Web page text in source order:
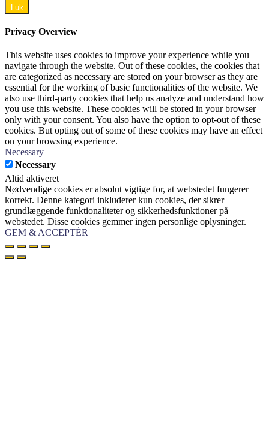
Luk
Privacy Overview
This website uses cookies to improve your experience while you
navigate through the website. Out of these cookies, the cookies that
are categorized as necessary are stored on your browser as they are
essential for the working of basic functionalities of the website. We
also use third-party cookies that help us analyze and understand how
you use this website. These cookies will be stored in your browser
only with your consent. You also have the option to opt-out of these
cookies. But opting out of some of these cookies may have an effect
on your browsing experience.
Necessary
Necessary
Altid aktiveret
Nødvendige cookies er absolut vigtige for, at webstedet fungerer
korrekt. Denne kategori inkluderer kun cookies, der sikrer
grundlæggende funktionaliteter og sikkerhedsfunktioner på
webstedet. Disse cookies gemmer ingen personlige oplysninger.
GEM & ACCEPTÈR